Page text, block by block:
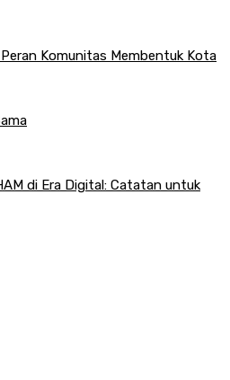
Komunitas Membentuk Kota
di Era Digital: Catatan untuk